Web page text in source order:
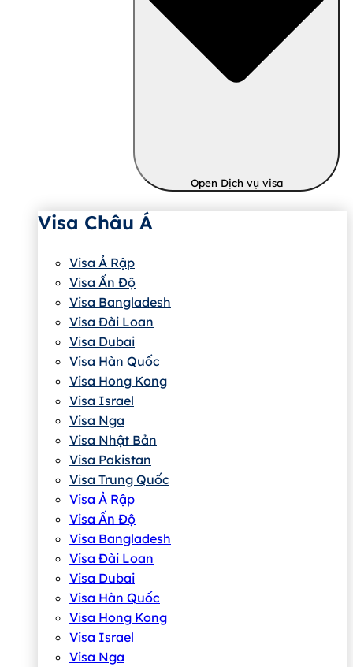
Open Dịch vụ visa
Visa Châu Á
Visa Ả Rập
Visa Ấn Độ
Visa Bangladesh
Visa Đài Loan
Visa Dubai
Visa Hàn Quốc
Visa Hong Kong
Visa Israel
Visa Nga
Visa Nhật Bản
Visa Pakistan
Visa Trung Quốc
Visa Ả Rập
Visa Ấn Độ
Visa Bangladesh
Visa Đài Loan
Visa Dubai
Visa Hàn Quốc
Visa Hong Kong
Visa Israel
Visa Nga